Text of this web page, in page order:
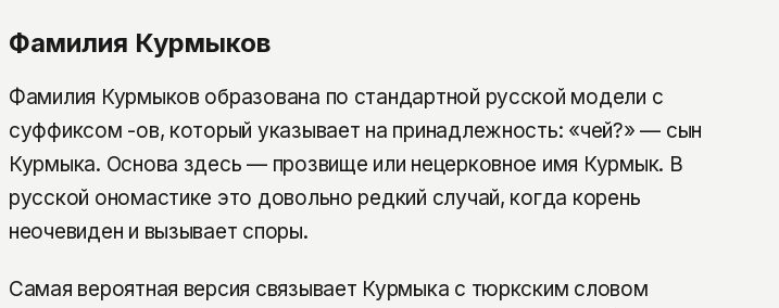
Фамилия Курмыков
Фамилия Курмыков образована по стандартной русской модели с
суффиксом -ов, который указывает на принадлежность: «чей?» — сын
Курмыка. Основа здесь — прозвище или нецерковное имя Курмык. В
русской ономастике это довольно редкий случай, когда корень
неочевиден и вызывает споры.
Самая вероятная версия связывает Курмыка с тюркским словом